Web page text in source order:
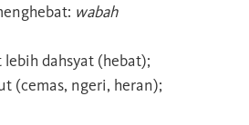
wabah
dahsyat (hebat);
(cemas, ngeri, heran);